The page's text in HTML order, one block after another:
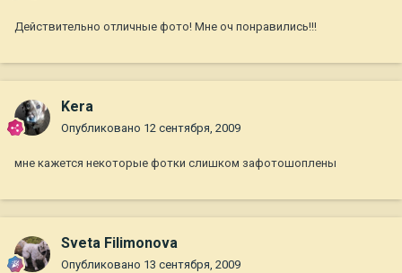
Действительно отличные фото! Мне оч понравились!!!
Kera
Опубликовано 12 сентября, 2009
мне кажется некоторые фотки слишком зафотошоплены
Sveta Filimonova
Опубликовано 13 сентября, 2009